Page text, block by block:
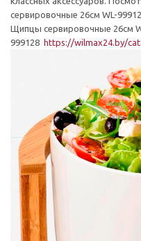
сервировочные 26см WL-
Щипцы сервировочные 26см
999128 https://wilmax24.by/